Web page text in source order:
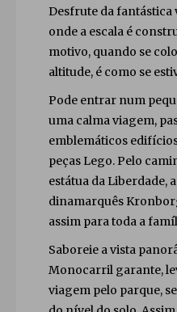
Desfrute da fantástica
onde a escala é
motivo, quando se
altitude, é como se
Pode entrar num
uma calma viagem,
emblemáticos
peças Lego. Pelo
estátua da Liberdade,
dinamarquês
assim para toda a
Saboreie a vista
Monocarril garante,
viagem pelo parque,